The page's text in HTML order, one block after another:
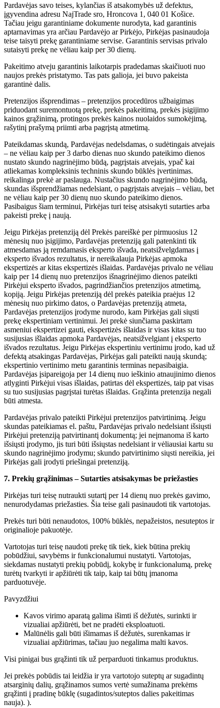
Pardavėjas savo teises, kylančias iš atsakomybės už defektus,
įgyvendina adresu NajTrade sro, Hroncova 1, 040 01 Košice.
Tačiau jeigu garantiniame dokumente nurodyta, kad garantinis
aptarnavimas yra arčiau Pardavėjo ar Pirkėjo, Pirkėjas pasinaudoja
teise taisyti prekę garantiniame servise. Garantinis servisas privalo
sutaisyti prekę ne vėliau kaip per 30 dienų.
Pakeitimo atveju garantinis laikotarpis pradedamas skaičiuoti nuo
naujos prekės pristatymo. Tas pats galioja, jei buvo pakeista
garantinė dalis.
Pretenzijos išsprendimas – pretenzijos procedūros užbaigimas
priduodant suremontuotą prekę, prekės pakeitimą, prekės įsigijimo
kainos grąžinimą, protingos prekės kainos nuolaidos sumokėjimą,
rašytinį prašymą priimti arba pagrįstą atmetimą.
Pateikdamas skundą, Pardavėjas nedelsdamas, o sudėtingais atvejais
– ne vėliau kaip per 3 darbo dienas nuo skundo pateikimo dienos
nustato skundo nagrinėjimo būdą, pagrįstais atvejais, ypač kai
atliekamas kompleksinis techninis skundo būklės įvertinimas.
reikalinga prekė ar paslauga. Nustačius skundo nagrinėjimo būdą,
skundas išsprendžiamas nedelsiant, o pagrįstais atvejais – vėliau, bet
ne vėliau kaip per 30 dienų nuo skundo pateikimo dienos.
Pasibaigus šiam terminui, Pirkėjas turi teisę atsisakyti sutarties arba
pakeisti prekę į naują.
Jeigu Pirkėjas pretenziją dėl Prekės pareiškė per pirmuosius 12
mėnesių nuo įsigijimo, Pardavėjas pretenziją gali patenkinti tik
atmesdamas ją remdamasis eksperto išvada, neatsižvelgdamas į
eksperto išvados rezultatus, ir nereikalauja Pirkėjas apmoka
ekspertizės ar kitas ekspertizės išlaidas. Pardavėjas privalo ne vėliau
kaip per 14 dienų nuo pretenzijos išnagrinėjimo dienos pateikti
Pirkėjui eksperto išvados, pagrindžiančios pretenzijos atmetimą,
kopiją. Jeigu Pirkėjas pretenziją dėl prekės pateikia praėjus 12
mėnesių nuo pirkimo datos, o Pardavėjas pretenziją atmeta,
Pardavėjas pretenzijos įrodyme nurodo, kam Pirkėjas gali siųsti
prekę ekspertiniam vertinimui. Jei prekė siunčiama paskirtam
asmeniui ekspertizei gauti, ekspertizės išlaidas ir visas kitas su tuo
susijusias išlaidas apmoka Pardavėjas, neatsižvelgiant į eksperto
išvados rezultatus. Jeigu Pirkėjas ekspertiniu vertinimu įrodo, kad už
defektą atsakingas Pardavėjas, Pirkėjas gali pateikti naują skundą;
ekspertinio vertinimo metu garantinis terminas nepasibaigia.
Pardavėjas įsipareigoja per 14 dienų nuo ieškinio atnaujinimo dienos
atlyginti Pirkėjui visas išlaidas, patirtas dėl ekspertizės, taip pat visas
su tuo susijusias pagrįstai turėtas išlaidas. Grąžinta pretenzija negali
būti atmesta.
Pardavėjas privalo pateikti Pirkėjui pretenzijos patvirtinimą. Jeigu
skundas pateikiamas el. paštu, Pardavėjas privalo nedelsiant išsiųsti
Pirkėjui pretenziją patvirtinantį dokumentą; jei neįmanoma iš karto
išsiųsti įrodymo, jis turi būti išsiųstas nedelsiant ir vėliausiai kartu su
skundo nagrinėjimo įrodymu; skundo patvirtinimo siųsti nereikia, jei
Pirkėjas gali įrodyti priešingai pretenziją.
7. Prekių grąžinimas – Sutarties atsisakymas be priežasties
Pirkėjas turi teisę nutraukti sutartį per 14 dienų nuo prekės gavimo,
nenurodydamas priežasties. Šia teise gali pasinaudoti tik vartotojas.
Prekės turi būti nenaudotos, 100% būklės, nepažeistos, nesuteptos ir
originalioje pakuotėje.
Vartotojas turi teisę naudoti prekę tik tiek, kiek būtina prekių
pobūdžiui, savybėms ir funkcionalumui nustatyti. Vartotojas,
siekdamas nustatyti prekių pobūdį, kokybę ir funkcionalumą, prekę
turėtų tvarkyti ir apžiūrėti tik taip, kaip tai būtų įmanoma
parduotuvėje.
Pavyzdžiui
Kavos virimo aparatą galima išimti iš dėžutės, surinkti ir
vizualiai apžiūrėti, bet ne pradėti eksploatuoti.
Malūnėlis gali būti išimamas iš dėžutės, surenkamas ir
vizualiai apžiūrimas, tačiau juo negalima malti kavos.
Visi pinigai bus grąžinti tik už perparduoti tinkamus produktus.
Jei prekės pobūdis tai leidžia ir yra vartotojo suteptų ar sugadintų
atsarginių dalių, grąžinamos sumos vertė sumažinama prekėms
grąžinti į pradinę būklę (sugadintos/suteptos dalies pakeitimas
nauja). ).